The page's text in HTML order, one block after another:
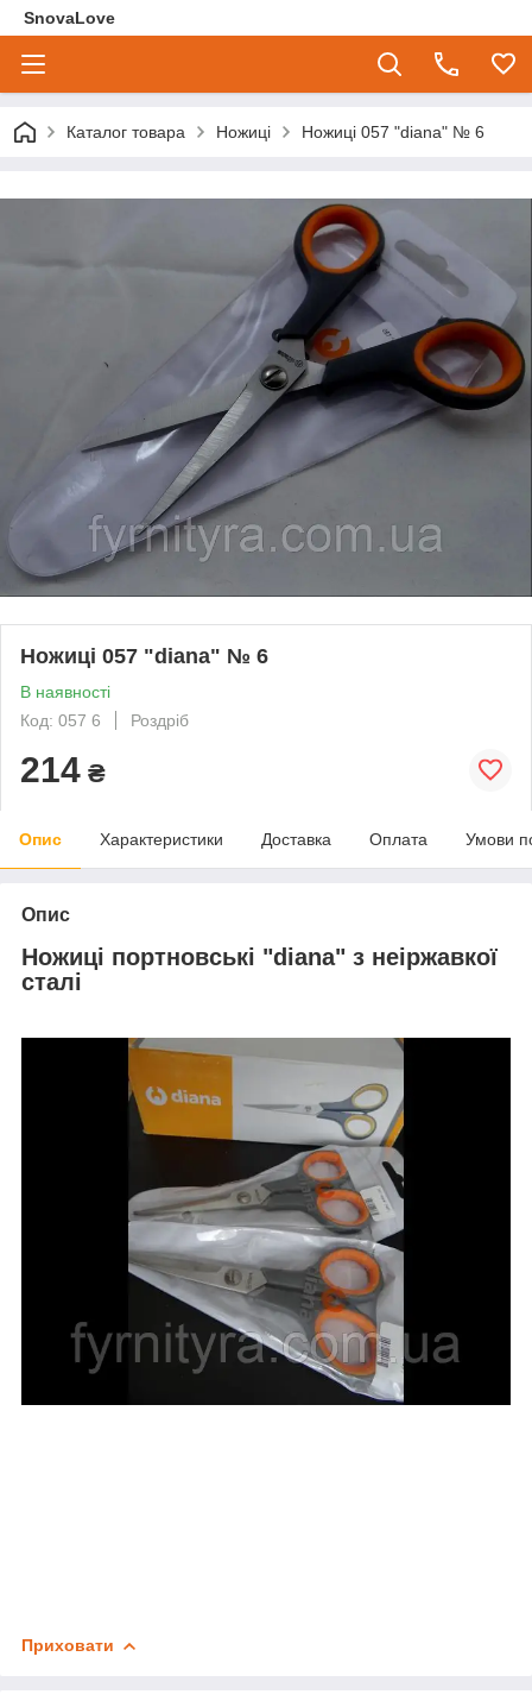
SnovaLove
Каталог товара Ножиці Ножиці 057 "diana" № 6
Ножиці 057 "diana" № 6
В наявності
Код: 057 6
Роздріб
214 ₴
Опис Характеристики Доставка Оплата Умови
Опис
Ножиці портновські "diana" з неіржавкої
сталі
Приховати